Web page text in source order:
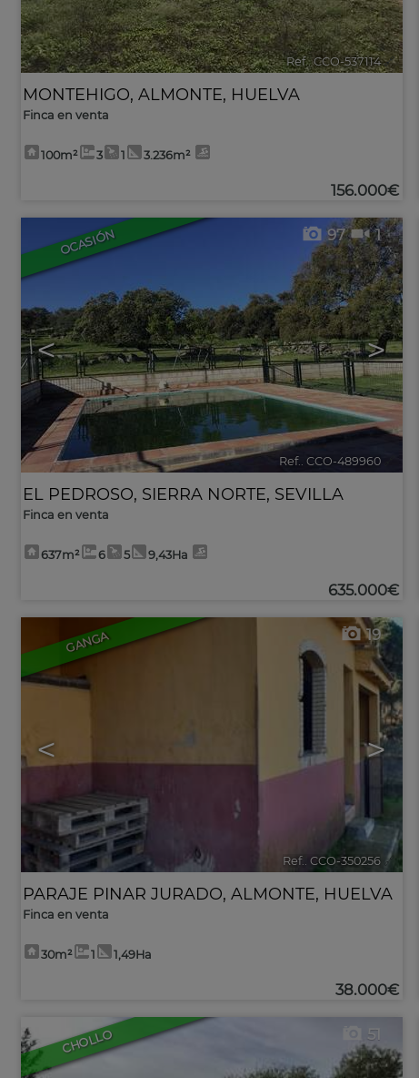
Ref.. CCO-537114 🔗
MONTEHIGO, ALMONTE, HUELVA
Finca en venta
100m² 3 1 3.236m²
156.000€
OCASIÓN
< >
97 1
Ref.. CCO-489960
EL PEDROSO, SIERRA NORTE, SEVILLA
Finca en venta
637m² 6 5 9,43Ha
635.000€
GANGA
< >
19
Ref.. CCO-350256 🔗
PARAJE PINAR JURADO, ALMONTE, HUELVA
Finca en venta
30m² 1 1,49Ha
38.000€
CHOLLO 51